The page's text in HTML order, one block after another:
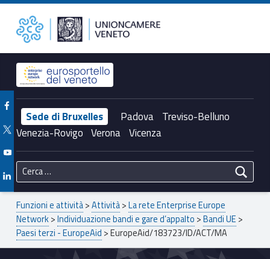
EuropeAid/183723/ID/ACT/MA – Unioncamere del Veneto Unioncamere del Veneto
Header info sidebar
Sede di Bruxelles Padova Treviso-Belluno
Venezia-Rovigo Verona Vicenza
Facebook Unioncamere Veneto
Twitter Unioncamere Veneto
Youtube Unioncamere Veneto
Linkedin Unioncamere Veneto
Ricerca per:
Breadcrumbs navigation
Funzioni e attività>Attività>La rete Enterprise Europe
Network>Individuazione bandi e gare d’appalto >Bandi UE >
Paesi terzi - EuropeAid >EuropeAid/183723/ID/ACT/MA